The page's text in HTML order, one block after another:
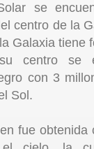
se
centro de la
Galaxia tiene
centro se
con 3
Sol.
fue obtenida